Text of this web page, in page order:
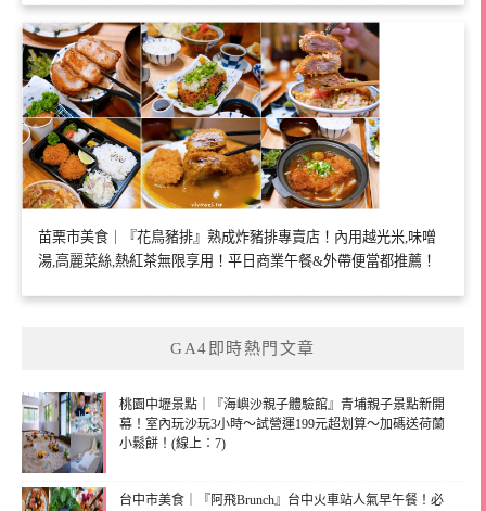
苗栗市美食｜『花鳥豬排』熟成炸豬排專賣店！內用越光米,味噌
湯,高麗菜絲,熱紅茶無限享用！平日商業午餐&外帶便當都推薦！
GA4即時熱門文章
桃園中壢景點｜『海嶼沙親子體驗館』青埔親子景點新開
幕！室內玩沙玩3小時～試營運199元超划算～加碼送荷蘭
小鬆餅！(線上：7)
台中市美食｜『阿飛Brunch』台中火車站人氣早午餐！必